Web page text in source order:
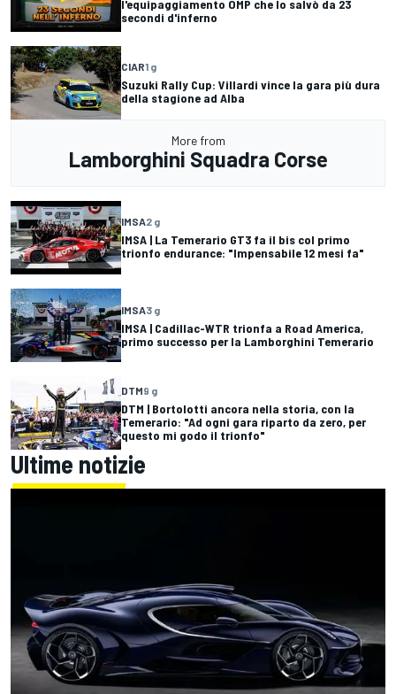
l'equipaggiamento OMP che lo salvò da 23
secondi d'inferno
CIAR1 g
Suzuki Rally Cup: Villardi vince la gara più dura
della stagione ad Alba
More from
Lamborghini Squadra Corse
IMSA2 g
IMSA | La Temerario GT3 fa il bis col primo
trionfo endurance: "Impensabile 12 mesi fa"
IMSA3 g
IMSA | Cadillac-WTR trionfa a Road America,
primo successo per la Lamborghini Temerario
DTM9 g
DTM | Bortolotti ancora nella storia, con la
Temerario: "Ad ogni gara riparto da zero, per
questo mi godo il trionfo"
Ultime notizie